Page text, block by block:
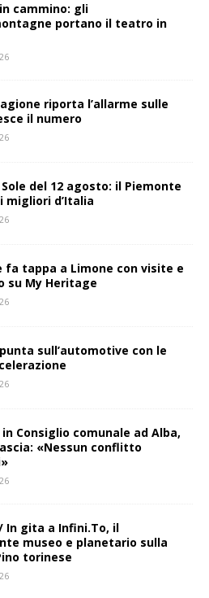
cammino: gli
portano il teatro in
riporta l’allarme sulle
il numero
Sole del 12 agosto: il Piemonte
migliori d’Italia
fa tappa a Limone con visite e
su My Heritage
sull’automotive con le
Consiglio comunale ad Alba,
«Nessun conflitto
/ In gita a Infini.To, il
museo e planetario sulla
torinese